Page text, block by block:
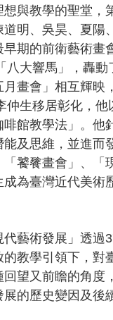
與教學的聖堂，
明、吳昊、夏陽
期的前衛藝術畫
八大響馬」，轟
畫會」相互輝映
仲生移居彰化，
館教學法」。他
及思維，並進而
饕餮畫會」、「
為臺灣近代美術
代藝術發展」透
教學引領下，對
望又前瞻的角度
的歷史變因及後